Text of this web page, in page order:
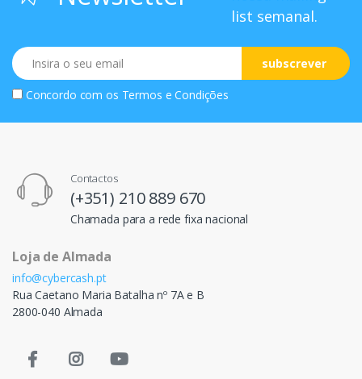
list semanal.
Email
subscrever
Concordo com os Termos e Condições
Contactos
(+351) 210 889 670
Chamada para a rede fixa nacional
Loja de Almada
info@cybercash.pt
Rua Caetano Maria Batalha nº 7A e B
2800-040 Almada